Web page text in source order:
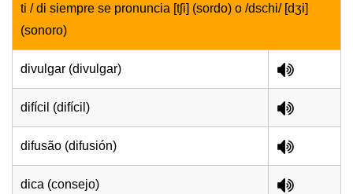
ti / di siempre se pronuncia [tʃi] (sordo) o /dschi/ [dʒi]
(sonoro)
divulgar (divulgar)
difícil (difícil)
difusão (difusión)
dica (consejo)